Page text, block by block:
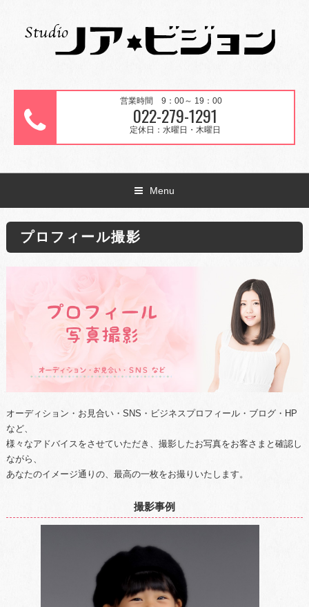
営業時間 9：00～ 19：00
022-279-1291
定休日：水曜日・木曜日
Menu
プロフィール撮影
オーディション・お見合い・SNS・ビジネスプロフィール・ブログ・HP
など、
様々なアドバイスをさせていただき、撮影したお写真をお客さまと確認し
ながら、
あなたのイメージ通りの、最高の一枚をお撮りいたします。
撮影事例